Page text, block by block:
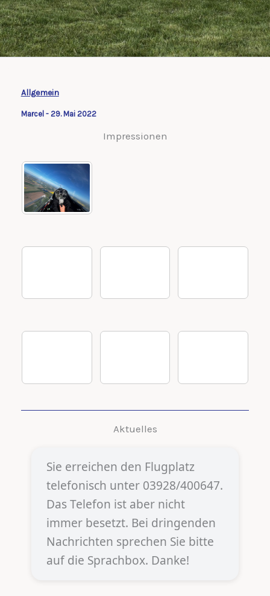
Allgemein
Marcel - 29. Mai 2022
Impressionen
Aktuelles
Sie erreichen den Flugplatz
telefonisch unter 03928/400647.
Das Telefon ist aber nicht
immer besetzt. Bei dringenden
Nachrichten sprechen Sie bitte
auf die Sprachbox. Danke!